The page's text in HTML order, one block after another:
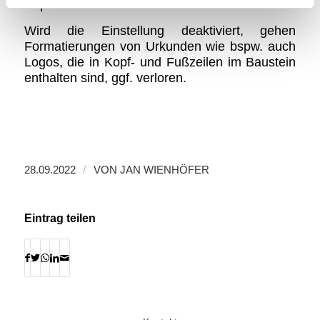
Anpassen der normal.dot entfällt.
Wird die Einstellung deaktiviert, gehen
Formatierungen von Urkunden wie bspw. auch
Logos, die in Kopf- und Fußzeilen im Baustein
enthalten sind, ggf. verloren.
28.09.2022 / VON JAN WIENHÖFER
Eintrag teilen